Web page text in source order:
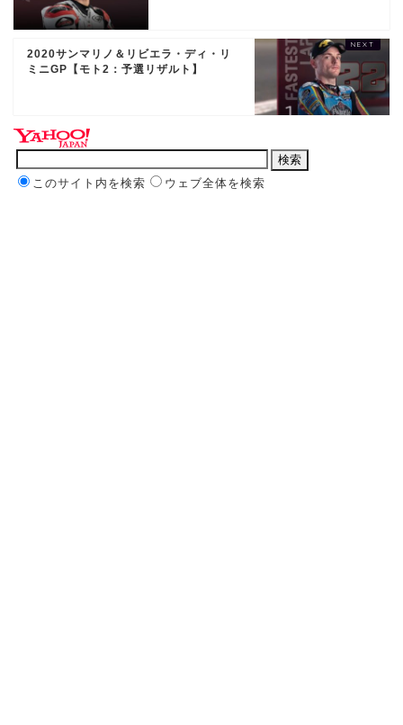
2020サンマリノ＆リビエラ・ディ・リ
ミニGP【モト2：予選リザルト】
このサイト内を検索 ウェブ全体を検索